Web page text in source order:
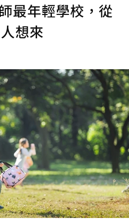
最年輕學校，從
想來